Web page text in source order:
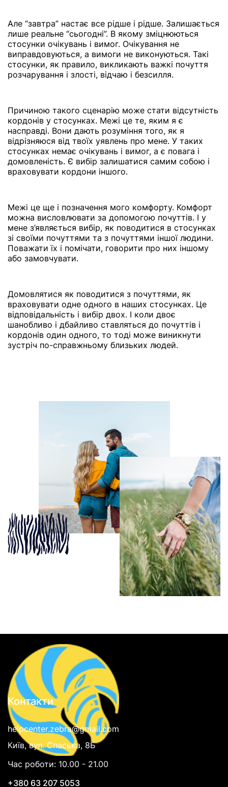
Але “завтра” настає все рідше і рідше. Залишається
лише реальне “сьогодні”. В якому зміцнюються
стосунки очікувань і вимог. Очікування не
виправдовуються, а вимоги не виконуються. Такі
стосунки, як правило, викликають важкі почуття
розчарування і злості, відчаю і безсилля.
Причиною такого сценарію може стати відсутність
кордонів у стосунках. Межі це те, яким я є
насправді. Вони дають розуміння того, як я
відрізняюся від твоїх уявлень про мене. У таких
стосунках немає очікувань і вимог, а є повага і
домовленість. Є вибір залишатися самим собою і
враховувати кордони іншого.
Межі це ще і позначення мого комфорту. Комфорт
можна висловлювати за допомогою почуттів. І у
мене з’являється вибір, як поводитися в стосунках
зі своїми почуттями та з почуттями іншої людини.
Поважати їх і помічати, говорити про них іншому
або замовчувати.
Домовлятися як поводитися з почуттями, як
враховувати одне одного в наших стосунках. Це
відповідальність і вибір двох. І коли двоє
шанобливо і дбайливо ставляться до почуттів і
кордонів один одного, то тоді може виникнути
зустріч по-справжньому близьких людей.
Контакти
helpcenter.zebra@gmail.com
Київ, вул. Спаська, 8Б
Час роботи: 10.00 - 21.00
+380 63 207 5053